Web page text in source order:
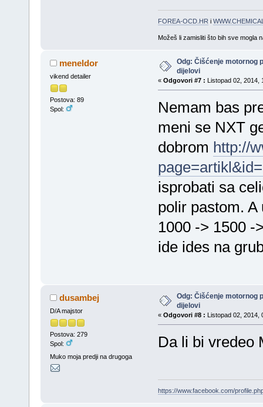
FOREA-OCD.HR i
Možeš li zamisliti što bih sve mogla
meneldor
vikend detailer
Postova: 89
Spol:
Odg: Čišćenje motornog
dijelovi
« Odgovori #7 : Listopad 02, 2014,
Nemam bas
meni se NXT
dobrom http://
isprobati sa
polir pastom.
1000 -> 1500 -
ide ides na
dusambej
D/A majstor
Postova: 279
Spol:
Muko moja predji na drugoga
Odg: Čišćenje motornog
dijelovi
« Odgovori #8 : Listopad 02, 2014,
Da li bi vredeo
https://www.facebook.com/